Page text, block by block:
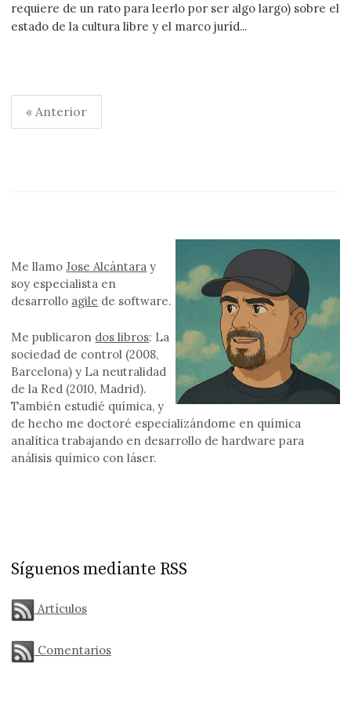
requiere de un rato para leerlo por ser algo largo) sobre el
estado de la cultura libre y el marco juríd...
Paginación
de
« Anterior
Me llamoJose Alcántara y
soy especialista en
desarrollo agile de software.
Me publicaron dos libros: La
sociedad de control (2008,
Barcelona) y La neutralidad
de la Red (2010, Madrid).
También estudié química, y
de hecho me doctoré especializándome en química
analítica trabajando en desarrollo de hardware para
análisis químico con láser.
Síguenos mediante RSS
Artículos
Comentarios